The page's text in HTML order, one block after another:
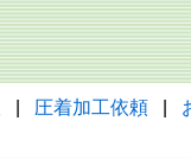
圧着加工依頼